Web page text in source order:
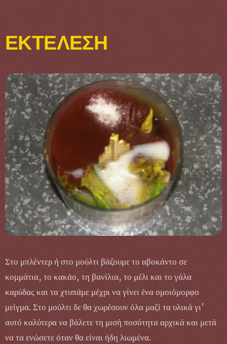
ΕΚΤΕΛΕΣΗ
Στο μπλέντερ ή στο μούλτι βάζουμε το αβοκάντο σε
κομμάτια, το κακάο, τη βανίλια, το μέλι και το γάλα
καρύδας και τα χτυπάμε μέχρι να γίνει ένα ομοιόμορφο
μείγμα. Στο μούλτι δε θα χωρέσουν όλα μαζί τα υλικά γι'
αυτό καλύτερα να βάλετε τη μισή ποσότητα αρχικά και μετά
να τα ενώσετε όταν θα είναι ήδη λιωμένα.